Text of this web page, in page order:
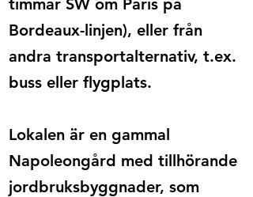
timmar SW om Paris på
Bordeaux-linjen), eller från
andra transportalternativ, t.ex.
buss eller flygplats.
Lokalen är en gammal
Napoleongård med tillhörande
jordbruksbyggnader, som